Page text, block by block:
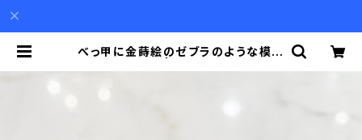
べっ甲に金蒔絵のゼブラのような模様